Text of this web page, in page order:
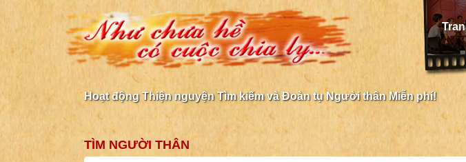
Hoạt động Thiện nguyện Tìm kiếm và Đoàn tụ Người thân Miễn phí!
TÌM NGƯỜI THÂN